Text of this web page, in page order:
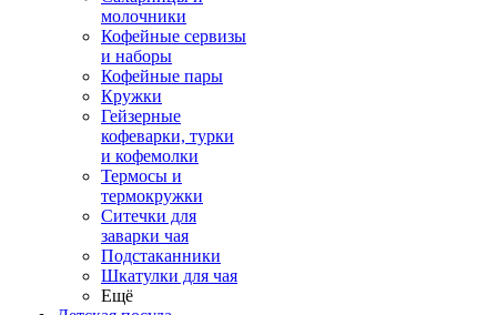
молочники
Кофейные сервизы
и наборы
Кофейные пары
Кружки
Гейзерные
кофеварки, турки
и кофемолки
Термосы и
термокружки
Ситечки для
заварки чая
Подстаканники
Шкатулки для чая
Ещё